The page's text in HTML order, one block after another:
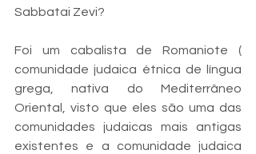
Sabbatai Zevi?
Foi um cabalista de Romaniote (
comunidade judaica étnica de língua
grega, nativa do Mediterrâneo
Oriental, visto que eles são uma das
comunidades judaicas mais antigas
existentes e a comunidade judaica